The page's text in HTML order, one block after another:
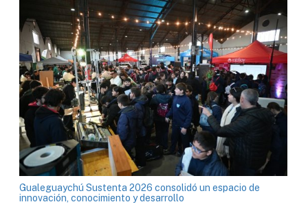
Gualeguaychú Sustenta 2026 consolidó un espacio de
innovación, conocimiento y desarrollo